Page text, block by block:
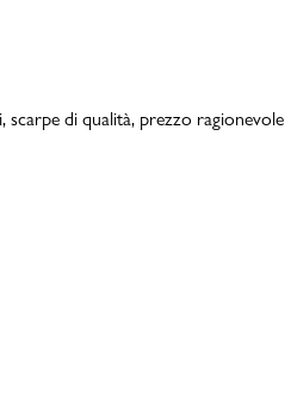
di qualità, prezzo ragionevole